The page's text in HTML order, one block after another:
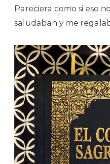
Pareciera como si eso
saludaban y me